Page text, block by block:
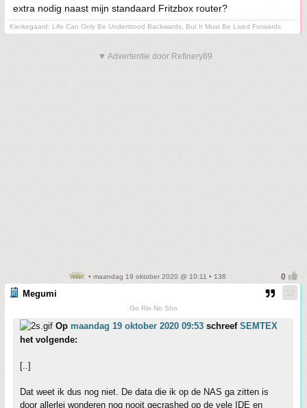
extra nodig naast mijn standaard Fritzbox router?
Kierkegaard: Life Can Only Be Understood Backwards, But It Must Be Lived Forwards
▼ Advertentie door Refinery89
• maandag 19 oktober 2020 @ 10:11 • 138
Megumi
Go Rin No Sho
Op maandag 19 oktober 2020 09:53 schreef SEMTEX
het volgende:
[..]
Dat weet ik dus nog niet. De data die ik op de NAS ga zitten is
door allerlei wonderen nog nooit gecrashed op de vele IDE en